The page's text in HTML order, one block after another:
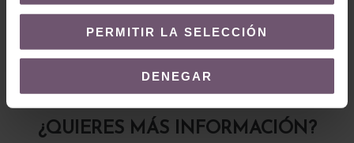
PERMITIR LA SELECCIÓN
DENEGAR
¿QUIERES MÁS INFORMACIÓN?